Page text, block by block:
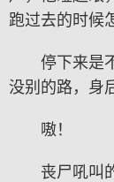
跑过去的时候
停下来是
没别的路，身
嗷！
丧尸吼叫